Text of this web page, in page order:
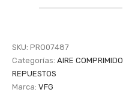
SKU: PRO07487
Categorías: AIRE COMPRIMIDO
REPUESTOS
Marca: VFG